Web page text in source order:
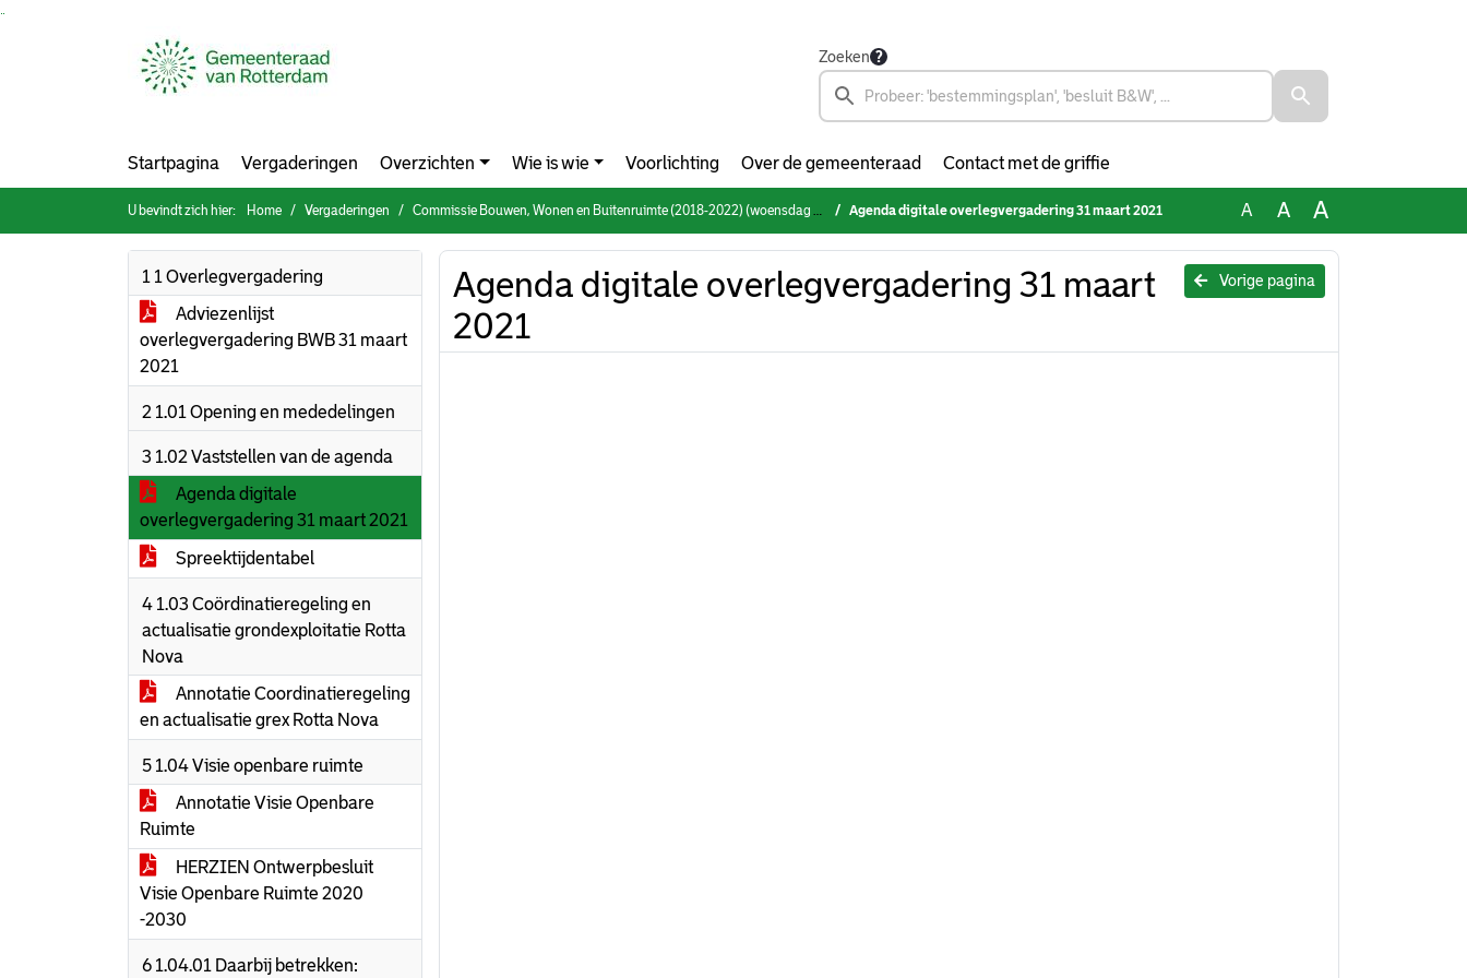
Zoeken
Startpagina Vergaderingen Overzichten Wie is wie Voorlichting Over de gemeenteraad Contact met de griffie
U bevindt zich hier: Home Vergaderingen Commissie Bouwen, Wonen en Buitenruimte (2018-2022) (woensdag 31 maart 2021) Agenda digitale overlegvergadering 31 maart 2021 A A A
1 1 Overlegvergadering
Adviezenlijst
overlegvergadering BWB 31 maart
2021
2 1.01 Opening en mededelingen
3 1.02 Vaststellen van de agenda
Agenda digitale
overlegvergadering 31 maart 2021
Spreektijdentabel
4 1.03 Coördinatieregeling en
actualisatie grondexploitatie Rotta
Nova
Annotatie Coordinatieregeling
en actualisatie grex Rotta Nova
5 1.04 Visie openbare ruimte
Annotatie Visie Openbare
Ruimte
HERZIEN Ontwerpbesluit
Visie Openbare Ruimte 2020
-2030
6 1.04.01 Daarbij betrekken:
Vorige pagina
Agenda digitale overlegvergadering 31 maart
2021